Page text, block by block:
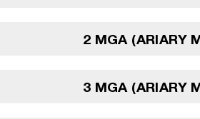
2 MGA (ARIARY
3 MGA (ARIARY